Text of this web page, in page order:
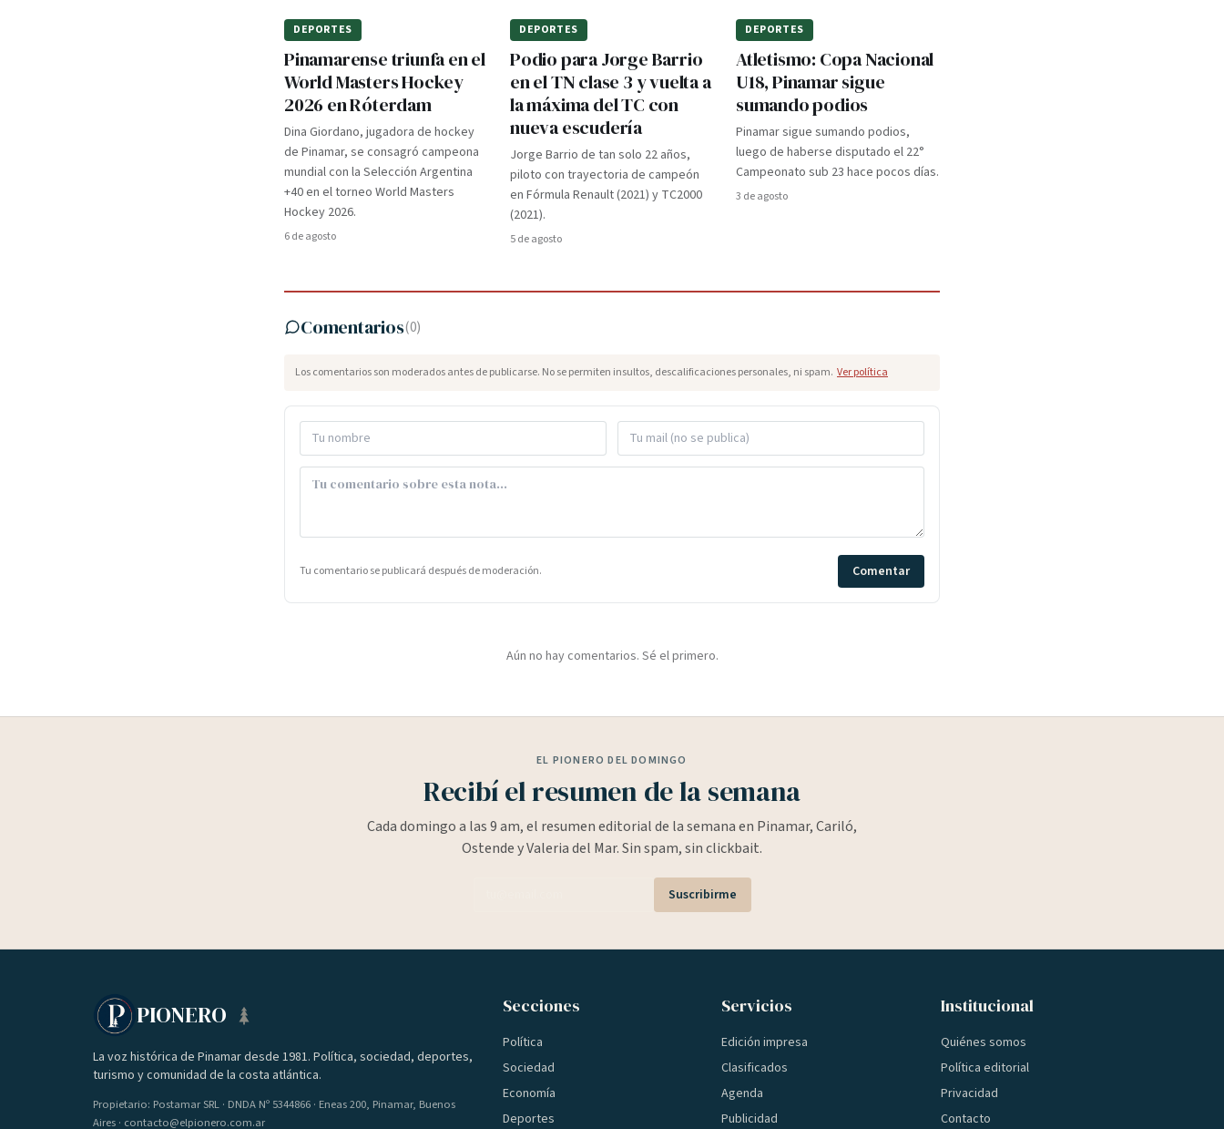
DEPORTES
Pinamarense triunfa en el
World Masters Hockey
2026 en Róterdam
Dina Giordano, jugadora de hockey
de Pinamar, se consagró campeona
mundial con la Selección Argentina
+40 en el torneo World Masters
Hockey 2026.
6 de agosto
DEPORTES
Podio para Jorge Barrio
en el TN clase 3 y vuelta a
la máxima del TC con
nueva escudería
Jorge Barrio de tan solo 22 años,
piloto con trayectoria de campeón
en Fórmula Renault (2021) y TC2000
(2021).
5 de agosto
DEPORTES
Atletismo: Copa Nacional
U18, Pinamar sigue
sumando podios
Pinamar sigue sumando podios,
luego de haberse disputado el 22°
Campeonato sub 23 hace pocos días.
3 de agosto
Comentarios(0)
Los comentarios son moderados antes de publicarse. No se permiten insultos, descalificaciones personales, ni spam. Ver política
Tu comentario se publicará después de moderación. Comentar
Aún no hay comentarios. Sé el primero.
EL PIONERO DEL DOMINGO
Recibí el resumen de la semana
Cada domingo a las 9 am, el resumen editorial de la semana en Pinamar, Cariló,
Ostende y Valeria del Mar. Sin spam, sin clickbait.
Suscribirme
PIONERO
La voz histórica de Pinamar desde 1981. Política, sociedad, deportes,
turismo y comunidad de la costa atlántica.
Propietario: Postamar SRL · DNDA Nº 5344866 · Eneas 200, Pinamar, Buenos
Aires · contacto@elpionero.com.ar
Secciones
Política
Sociedad
Economía
Deportes
Servicios
Edición impresa
Clasificados
Agenda
Publicidad
Institucional
Quiénes somos
Política editorial
Privacidad
Contacto